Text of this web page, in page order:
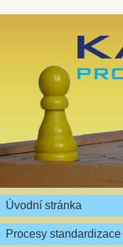
Úvodní stránka
Procesy standardizace